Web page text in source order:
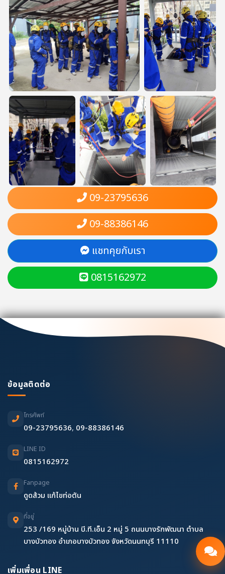
09-23795636
09-88386146
แชทคุยกับเรา
0815162972
ข้อมูลติดต่อ
โทรศัพท์
09-23795636, 09-88386146
LINE ID
0815162972
Fanpage
ดูดส้วม แก้ไขท่อตัน
ที่อยู่
253 /169 หมู่บ้าน บี.ที.เอ็น 2 หมู่ 5 ถนนบางรักพัฒนา ตำบล
บางบัวทอง อำเภอบางบัวทอง จังหวัดนนทบุรี 11110
เพิ่มเพื่อน LINE